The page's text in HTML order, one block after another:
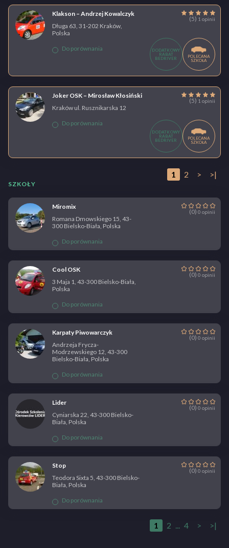
Klakson – Andrzej Kowalczyk
(5) 1 opinii
Długa 63, 31-202 Kraków,
Polska
Do porównania
DODATKOWY
RABAT
BEDRIVER
POLECANA
SZKOŁA
Joker OSK – Mirosław Kłosiński
(5) 1 opinii
Kraków ul. Rusznikarska 12
Do porównania
DODATKOWY
RABAT
BEDRIVER
POLECANA
SZKOŁA
1 2 > >|
SZKOŁY
Miromix
(0) 0 opinii
Romana Dmowskiego 15, 43-
300 Bielsko-Biała, Polska
Do porównania
Cool OSK
(0) 0 opinii
3 Maja 1, 43-300 Bielsko-Biała,
Polska
Do porównania
Karpaty Piwowarczyk
(0) 0 opinii
Andrzeja Frycza-
Modrzewskiego 12, 43-300
Bielsko-Biała, Polska
Do porównania
Lider
(0) 0 opinii
Cyniarska 22, 43-300 Bielsko-
Biała, Polska
Do porównania
Stop
(0) 0 opinii
Teodora Sixta 5, 43-300 Bielsko-
Biała, Polska
Do porównania
1 2 ... 4 > >|